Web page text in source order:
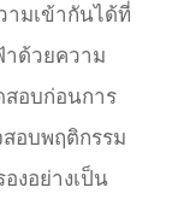
ามเข้ากันได้ที่
าด้วยความ
สอบก่อนการ
อบพฤติกรรม
งอย่างเป็น